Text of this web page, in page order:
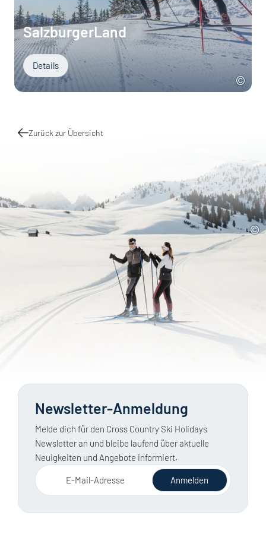
SalzburgerLand
Details
Zurück zur Übersicht
Newsletter-Anmeldung
Melde dich für den Cross Country Ski Holidays
Newsletter an und bleibe laufend über aktuelle
Neuigkeiten und Angebote informiert.
E-Mail-Adresse Anmelden